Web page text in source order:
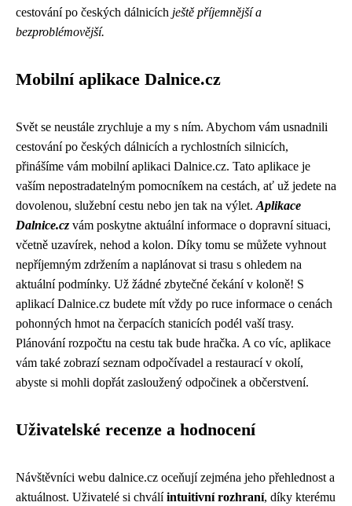
cestování po českých dálnicích ještě příjemnější a
bezproblémovější.
Mobilní aplikace Dalnice.cz
Svět se neustále zrychluje a my s ním. Abychom vám usnadnili
cestování po českých dálnicích a rychlostních silnicích,
přinášíme vám mobilní aplikaci Dalnice.cz. Tato aplikace je
vaším nepostradatelným pomocníkem na cestách, ať už jedete na
dovolenou, služební cestu nebo jen tak na výlet. Aplikace
Dalnice.cz vám poskytne aktuální informace o dopravní situaci,
včetně uzavírek, nehod a kolon. Díky tomu se můžete vyhnout
nepříjemným zdržením a naplánovat si trasu s ohledem na
aktuální podmínky. Už žádné zbytečné čekání v koloně! S
aplikací Dalnice.cz budete mít vždy po ruce informace o cenách
pohonných hmot na čerpacích stanicích podél vaší trasy.
Plánování rozpočtu na cestu tak bude hračka. A co víc, aplikace
vám také zobrazí seznam odpočívadel a restaurací v okolí,
abyste si mohli dopřát zasloužený odpočinek a občerstvení.
Uživatelské recenze a hodnocení
Návštěvníci webu dalnice.cz oceňují zejména jeho přehlednost a
aktuálnost. Uživatelé si chválíintuitivní rozhraní, díky kterému